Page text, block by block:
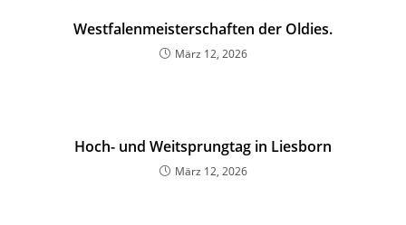
Westfalenmeisterschaften der Oldies.
März 12, 2026
Hoch- und Weitsprungtag in Liesborn
März 12, 2026